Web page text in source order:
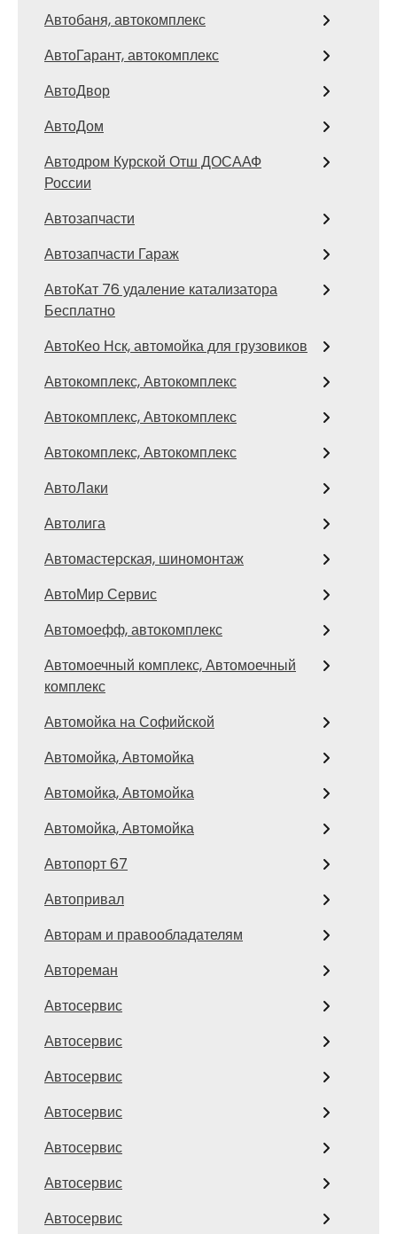
Автобаня, автокомплекс
АвтоГарант, автокомплекс
АвтоДвор
АвтоДом
Автодром Курской Отш ДОСААФ
России
Автозапчасти
Автозапчасти Гараж
АвтоКат 76 удаление катализатора
Бесплатно
АвтоКео Нск, автомойка для грузовиков
Автокомплекс, Автокомплекс
Автокомплекс, Автокомплекс
Автокомплекс, Автокомплекс
АвтоЛаки
Автолига
Автомастерская, шиномонтаж
АвтоМир Сервис
Автомоефф, автокомплекс
Автомоечный комплекс, Автомоечный
комплекс
Автомойка на Софийской
Автомойка, Автомойка
Автомойка, Автомойка
Автомойка, Автомойка
Автопорт 67
Автопривал
Авторам и правообладателям
Автореман
Автосервис
Автосервис
Автосервис
Автосервис
Автосервис
Автосервис
Автосервис